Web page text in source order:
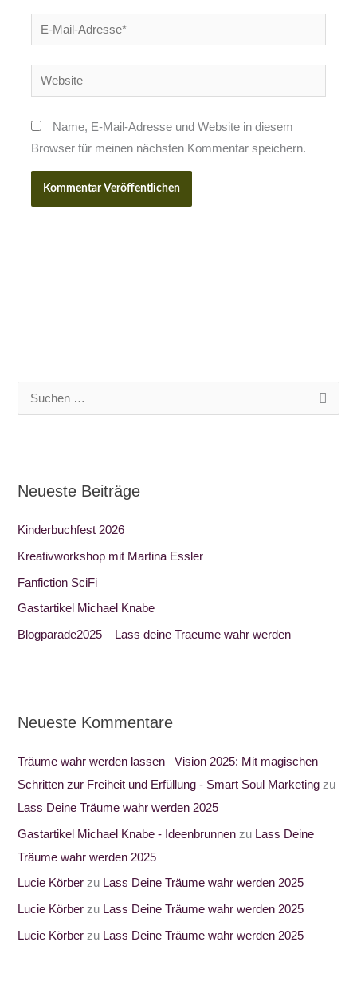
E-
Mail-
Adresse*
Website
Name, E-Mail-Adresse und Website in diesem
Browser für meinen nächsten Kommentar speichern.
e
a
c
h
:
Neueste Beiträge
Kinderbuchfest 2026
Kreativworkshop mit Martina Essler
Fanfiction SciFi
Gastartikel Michael Knabe
Blogparade2025 – Lass deine Traeume wahr werden
Neueste Kommentare
Träume wahr werden lassen– Vision 2025: Mit magischen
Schritten zur Freiheit und Erfüllung - Smart Soul Marketing zu
Lass Deine Träume wahr werden 2025
Gastartikel Michael Knabe - Ideenbrunnen zu Lass Deine
Träume wahr werden 2025
Lucie Körber zu Lass Deine Träume wahr werden 2025
Lucie Körber zu Lass Deine Träume wahr werden 2025
Lucie Körber zu Lass Deine Träume wahr werden 2025